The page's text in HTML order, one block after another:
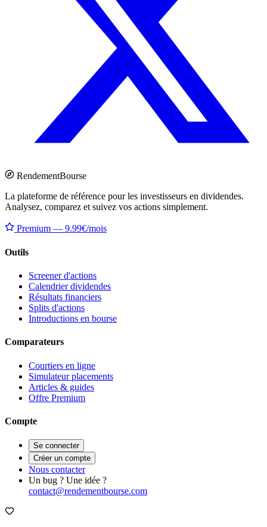
RendementBourse
La plateforme de référence pour les investisseurs en dividendes.
Analysez, comparez et suivez vos actions simplement.
Premium — 9.99€/mois
Outils
Screener d'actions
Calendrier dividendes
Résultats financiers
Splits d'actions
Introductions en bourse
Comparateurs
Courtiers en ligne
Simulateur placements
Articles & guides
Offre Premium
Compte
Se connecter
Créer un compte
Nous contacter
Un bug ? Une idée ?
contact@rendementbourse.com